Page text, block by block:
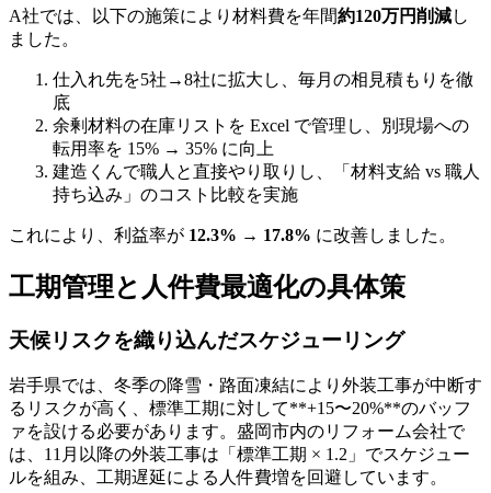
A社では、以下の施策により材料費を年間約120万円削減し
ました。
仕入れ先を5社→8社に拡大し、毎月の相見積もりを徹
底
余剰材料の在庫リストを Excel で管理し、別現場への
転用率を 15% → 35% に向上
建造くんで職人と直接やり取りし、「材料支給 vs 職人
持ち込み」のコスト比較を実施
これにより、利益率が 12.3% → 17.8% に改善しました。
工期管理と人件費最適化の具体策
天候リスクを織り込んだスケジューリング
岩手県では、冬季の降雪・路面凍結により外装工事が中断す
るリスクが高く、標準工期に対して**+15〜20%**のバッフ
ァを設ける必要があります。盛岡市内のリフォーム会社で
は、11月以降の外装工事は「標準工期 × 1.2」でスケジュー
ルを組み、工期遅延による人件費増を回避しています。